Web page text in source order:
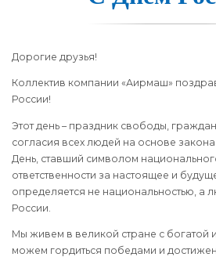
Дорогие друзья!
Коллектив компании «Аирмаш»
России!
Этот день – праздник свободы,
согласия всех людей на основе
День, ставший символом
ответственности за настоящее и
определяется не национальностью, а
России.
Мы живем в великой стране с богатой
можем гордиться победами и